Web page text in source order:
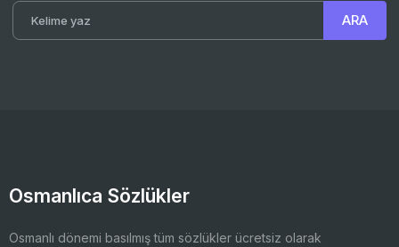
Osmanlıca Sözlükler
Osmanlı dönemi basılmış tüm sözlükler ücretsiz olarak